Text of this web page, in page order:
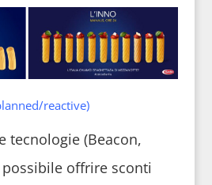
reactive)
tecnologie (Beacon,
possibile offrire sconti